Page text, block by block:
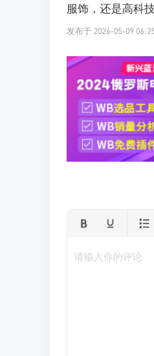
服饰，还是高科
发布于 2026-05-09
请输入你的评论